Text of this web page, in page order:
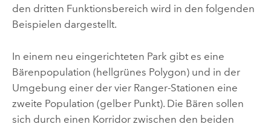
den dritten Funktionsbereich wird in den folgenden
Beispielen dargestellt.
In einem neu eingerichteten Park gibt es eine
Bärenpopulation (hellgrünes Polygon) und in der
Umgebung einer der vier Ranger-Stationen eine
zweite Population (gelber Punkt). Die Bären sollen
sich durch einen Korridor zwischen den beiden